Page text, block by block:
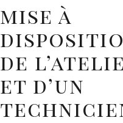
mise à
de
et d’un